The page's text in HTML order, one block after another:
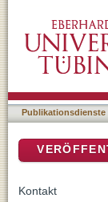
complex
Publikationsdienste
Kontakt